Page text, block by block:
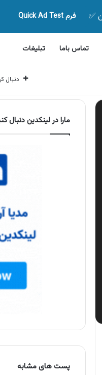
فرم Quick Ad Test
تماس باما تبلیغات
دنبال
مارا در لینکدین دنبال
پست های مشابه